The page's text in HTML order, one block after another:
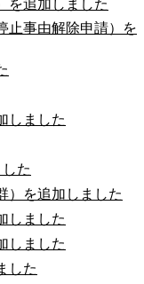
を追加しました
止事由解除申請）を
しました
た
）を追加しました
しました
しました
した